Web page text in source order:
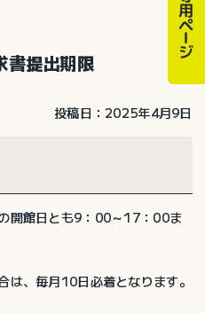
書提出期限
投稿日：2025年4月9日
開館日とも9：00～17：00ま
は、毎月10日必着となります。